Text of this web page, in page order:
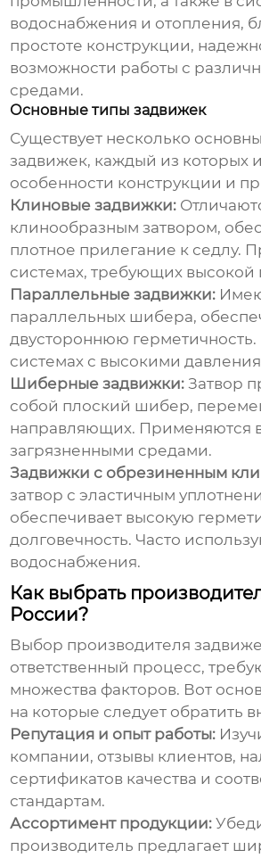
водоснабжения и отопления,
простоте конструкции,
возможности работы с
средами.
Основные типы задвижек
Существует несколько
задвижек, каждый из которых
особенности конструкции и
Клиновые задвижки:
клинообразным затвором,
плотное прилегание к седлу.
системах, требующих высокой
Параллельные задвижки:
параллельных шибера,
двустороннюю герметичность.
системах с высокими
Шиберные задвижки: Затвор
собой плоский шибер,
направляющих. Применяются
загрязненными средами.
Задвижки с обрезиненным
затвор с эластичным
обеспечивает высокую
долговечность. Часто
водоснабжения.
Как выбрать
России?
Выбор производителя
ответственный процесс,
множества факторов. Вот
на которые следует обратить
Репутация и опыт работы:
компании, отзывы клиентов,
сертификатов качества и
стандартам.
Ассортимент продукции:
производитель предлагает